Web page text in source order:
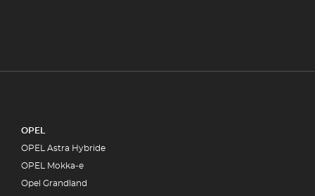
OPEL
OPEL Astra Hybride
OPEL Mokka-e
Opel Grandland